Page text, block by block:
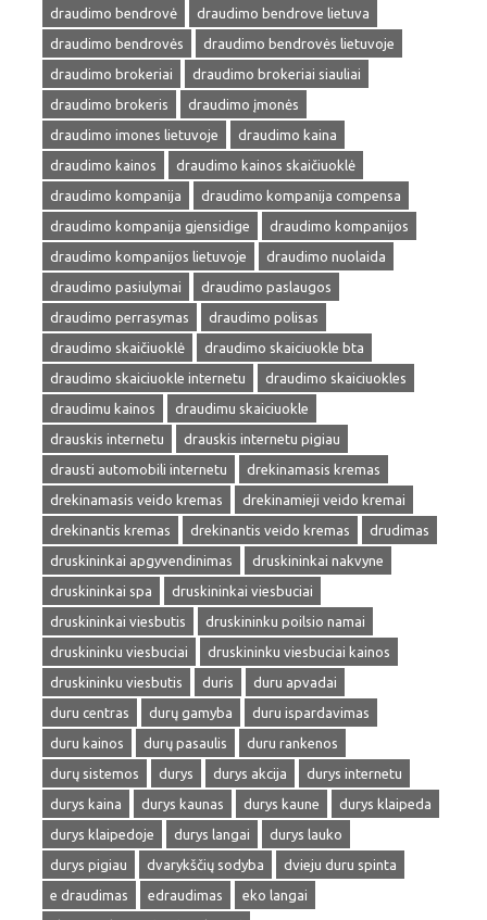
draudimo bendrovė
draudimo bendrove lietuva
draudimo bendrovės
draudimo bendrovės lietuvoje
draudimo brokeriai
draudimo brokeriai siauliai
draudimo brokeris
draudimo įmonės
draudimo imones lietuvoje
draudimo kaina
draudimo kainos
draudimo kainos skaičiuoklė
draudimo kompanija
draudimo kompanija compensa
draudimo kompanija gjensidige
draudimo kompanijos
draudimo kompanijos lietuvoje
draudimo nuolaida
draudimo pasiulymai
draudimo paslaugos
draudimo perrasymas
draudimo polisas
draudimo skaičiuoklė
draudimo skaiciuokle bta
draudimo skaiciuokle internetu
draudimo skaiciuokles
draudimu kainos
draudimu skaiciuokle
drauskis internetu
drauskis internetu pigiau
drausti automobili internetu
drekinamasis kremas
drekinamasis veido kremas
drekinamieji veido kremai
drekinantis kremas
drekinantis veido kremas
drudimas
druskininkai apgyvendinimas
druskininkai nakvyne
druskininkai spa
druskininkai viesbuciai
druskininkai viesbutis
druskininku poilsio namai
druskininku viesbuciai
druskininku viesbuciai kainos
druskininku viesbutis
duris
duru apvadai
duru centras
durų gamyba
duru ispardavimas
duru kainos
durų pasaulis
duru rankenos
durų sistemos
durys durys akcija
durys internetu
durys kaina
durys kaunas durys kaune
durys klaipeda
durys klaipedoje
durys langai
durys lauko
durys pigiau
dvarykščių sodyba
dvieju duru spinta
e draudimas
edraudimas
eko langai